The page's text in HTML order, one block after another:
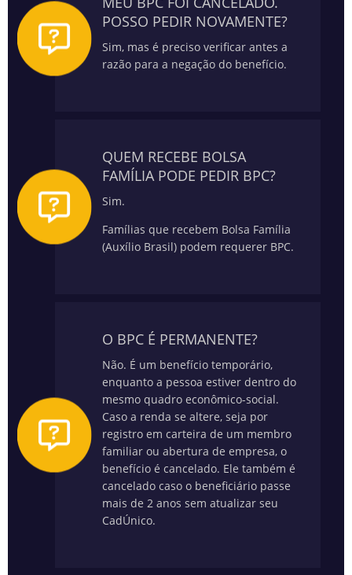
POSSO PEDIR NOVAMENTE?
Sim, mas é preciso verificar antes a
razão para a negação do benefício.
QUEM RECEBE BOLSA
FAMÍLIA PODE PEDIR BPC?
Sim.
Famílias que recebem Bolsa Família
(Auxílio Brasil) podem requerer BPC.
O BPC É PERMANENTE?
Não. É um benefício temporário,
enquanto a pessoa estiver dentro do
mesmo quadro econômico-social.
Caso a renda se altere, seja por
registro em carteira de um membro
familiar ou abertura de empresa, o
benefício é cancelado. Ele também é
cancelado caso o beneficiário passe
mais de 2 anos sem atualizar seu
CadÚnico.